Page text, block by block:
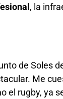
, la
de Soles
Me
el rugby, ya